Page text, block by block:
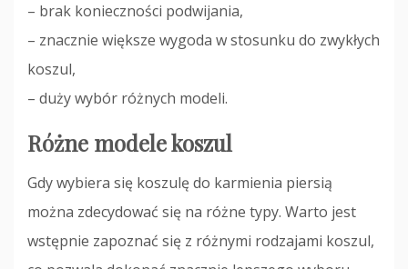
– brak konieczności podwijania,
– znacznie większe wygoda w stosunku do zwykłych
koszul,
– duży wybór różnych modeli.
Różne modele koszul
Gdy wybiera się koszulę do karmienia piersią
można zdecydować się na różne typy. Warto jest
wstępnie zapoznać się z różnymi rodzajami koszul,